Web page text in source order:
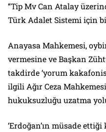
“Tip Mv Can Atalay
Türk Adalet Sistemi için
Anayasa Mahkemesi,
vermesine ve Başkan
takdirde ‘yorum
ilgili Ağır Ceza
hukuksuzluğu uzatma
‘Erdoğan’ın müsade